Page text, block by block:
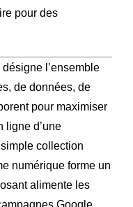
pour des
l’ensemble
de données, de
pour maximiser
ligne d’une
collection
numérique forme un
alimente les
Google